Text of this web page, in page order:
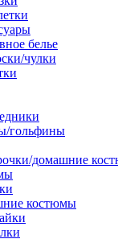
белье
чулки
гольфины
домашние
костюмы